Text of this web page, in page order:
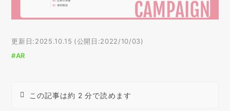
更新日:2025.10.15 (公開日:2022/10/03)
#AR
この記事は約 2 分で読めます